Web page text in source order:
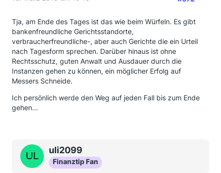
Tja, am Ende des Tages ist das wie beim Würfeln. Es gibt
bankenfreundliche Gerichtsstandorte,
verbraucherfreundliche-, aber auch Gerichte die ein Urteil
nach Tagesform sprechen. Darüber hinaus ist ohne
Rechtsschutz, guten Anwalt und Ausdauer durch die
Instanzen gehen zu können, ein möglicher Erfolg auf
Messers Schneide.
Ich persönlich werde den Weg auf jeden Fall bis zum Ende
gehen...
uli2099
Finanztip Fan